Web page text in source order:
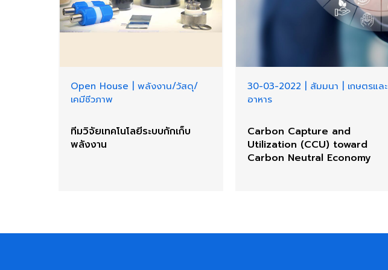
Open House
พลังงาน/วัสดุ/
เคมีชีวภาพ
ทีมวิจัยเทคโนโลยีระบบกักเก็บ
พลังงาน
30-03-2022 สัมมนา
เกษตรและ
อาหาร
Carbon Capture and
Utilization (CCU) toward
Carbon Neutral Economy